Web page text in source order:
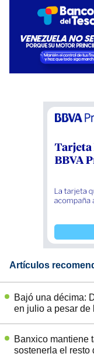
Artículos
Bajó una décima:
en julio a pesar de
Banxico mantiene
sostenerla el resto